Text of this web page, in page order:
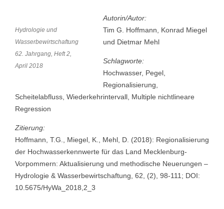
Hydrologie und
Wasserbewirtschaftung
62. Jahrgang, Heft 2,
April 2018
Autorin/Autor:
Tim G. Hoffmann, Konrad Miegel
und Dietmar Mehl
Schlagworte:
Hochwasser, Pegel,
Regionalisierung,
Scheitelabfluss, Wiederkehrintervall, Multiple nichtlineare
Regression
Zitierung:
Hoffmann, T.G., Miegel, K., Mehl, D. (2018): Regionalisierung
der Hochwasserkennwerte für das Land Mecklenburg-
Vorpommern: Aktualisierung und methodische Neuerungen –
Hydrologie & Wasserbewirtschaftung, 62, (2), 98-111; DOI:
10.5675/HyWa_2018,2_3